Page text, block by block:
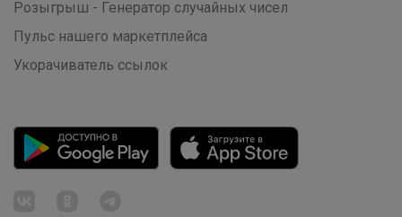
Розыгрыш - Генератор случайных чисел
Пульс нашего маркетплейса
Укорачиватель ссылок
Леныра